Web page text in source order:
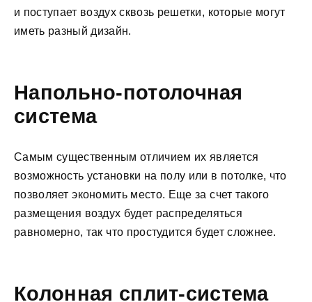
и поступает воздух сквозь решетки, которые могут
иметь разный дизайн.
Напольно-потолочная
система
Самым существенным отличием их является
возможность установки на полу или в потолке, что
позволяет экономить место. Еще за счет такого
размещения воздух будет распределяться
равномерно, так что простудится будет сложнее.
Колонная сплит-система